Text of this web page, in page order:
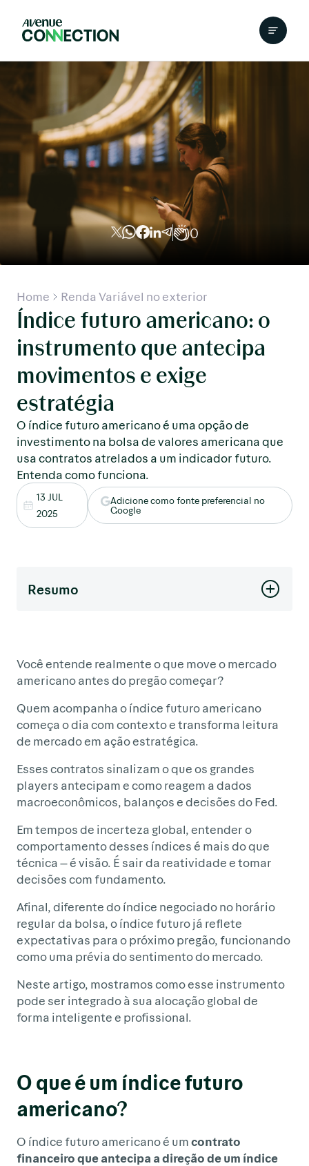
0
Home Renda Variável no exterior
Índice futuro americano: o
instrumento que antecipa
movimentos e exige
estratégia
O índice futuro americano é uma opção de
investimento na bolsa de valores americana que
usa contratos atrelados a um indicador futuro.
Entenda como funciona.
13 JUL
2025
Adicione como fonte preferencial no
Google
Resumo
Você entende realmente o que move o mercado
americano antes do pregão começar?
Quem acompanha o índice futuro americano
começa o dia com contexto e transforma leitura
de mercado em ação estratégica.
Esses contratos sinalizam o que os grandes
players antecipam e como reagem a dados
macroeconômicos, balanços e decisões do Fed.
Em tempos de incerteza global, entender o
comportamento desses índices é mais do que
técnica — é visão. É sair da reatividade e tomar
decisões com fundamento.
Afinal, diferente do índice negociado no horário
regular da bolsa, o índice futuro já reflete
expectativas para o próximo pregão, funcionando
como uma prévia do sentimento do mercado.
Neste artigo, mostramos como esse instrumento
pode ser integrado à sua alocação global de
forma inteligente e profissional.
O que é um índice futuro
americano?
O índice futuro americano é umcontrato
financeiro que antecipa a direção de um índice